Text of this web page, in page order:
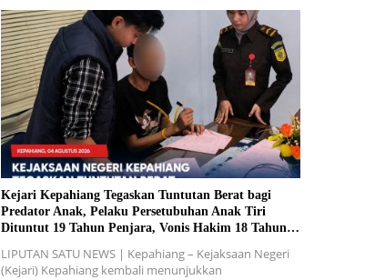
Kejari Kepahiang Tegaskan Tuntutan Berat bagi
Predator Anak, Pelaku Persetubuhan Anak Tiri
Dituntut 19 Tahun Penjara, Vonis Hakim 18 Tahun
LIPUTAN SATU NEWS | Kepahiang – Kejaksaan Negeri
(Kejari) Kepahiang kembali menunjukkan